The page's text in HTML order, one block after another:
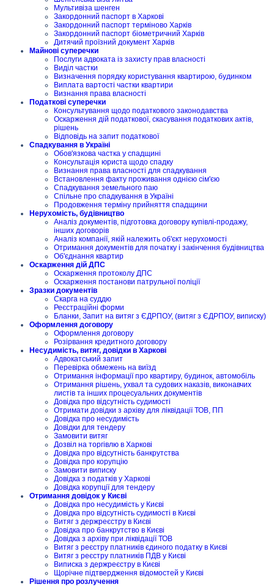
Мультивіза шенген
Закордонний паспорт в Харкові
Закордонний паспорт терміново Харків
Закордонний паспорт біометричний Харків
Дитячий проїзний документ Харків
Майнові суперечки
Послуги адвоката із захисту прав власності
Виділ частки
Визначення порядку користування квартирою, будинком
Виплата вартості частки квартири
Визнання права власності
Податкові суперечки
Консультування щодо податкового законодавства
Оскарження дій податкової, скасування податкових актів,
рішень
Відповідь на запит податкової
Спадкування в Україні
Обов'язкова частка у спадщині
Консультація юриста щодо спадку
Визнання права власності для спадкування
Встановлення факту проживання однією сім'єю
Спадкування земельного паю
Спільне про спадкування в Україні
Продовження терміну прийняття спадщини
Нерухомість, будівництво
Аналіз документів, підготовка договору купівлі-продажу,
інших договорів
Аналіз компанії, якій належить об'єкт нерухомості
Отримання документів для початку і закінчення будівництва
Об'єднання квартир
Оскарження дій ДПС
Оскарження протоколу ДПС
Оскарження постанови патрульної поліції
Зразки документів
Скарга на суддю
Реєстраційні форми
Бланки, Запит на витяг з ЄДРПОУ, (витяг з ЄДРПОУ, виписку)
Оформлення договору
Оформлення договору
Розірвання кредитного договору
Несудимість, витяг, довідки в Харкові
Адвокатський запит
Перевірка обмежень на виїзд
Отримання інформації про квартиру, будинок, автомобіль
Отримання рішень, ухвал та судових наказів, виконавчих
листів та інших процесуальних документів
Довідка про відсутність судимості
Отримати довідки з архіву для ліквідації ТОВ, ПП
Довідка про несудимість
Довідки для тендеру
Замовити витяг
Дозвіл на торгівлю в Харкові
Довідка про відсутність банкрутства
Довідка про корупцію
Замовити виписку
Довідка з податків у Харкові
Довідка корупції для тендеру
Отримання довідок у Києві
Довідка про несудимість у Києві
Довідка про відсутність судимості в Києві
Витяг з держреєстру в Києві
Довідка про банкрутство в Києві
Довідка з архіву при ліквідації ТОВ
Витяг з реєстру платників єдиного податку в Києві
Витяг з реєстру платників ПДВ у Києві
Виписка з держреєстру в Києві
Щорічне підтвердження відомостей у Києві
Рішення про розлучення